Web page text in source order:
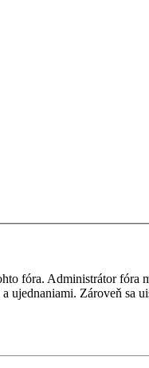
fóra. Administrátor fóra
ujednaniami. Zároveň sa